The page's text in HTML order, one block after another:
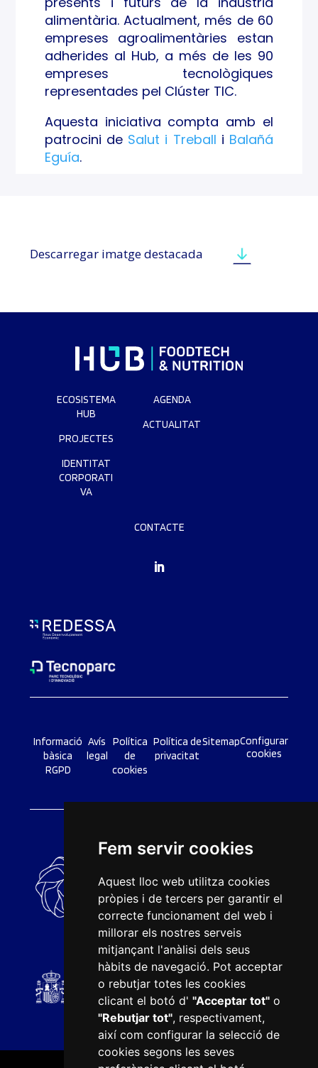
Fem servir cookies
Aquest lloc web utilitza cookies
pròpies i de tercers per garantir el
correcte funcionament del web i
millorar els nostres serveis
mitjançant l'anàlisi dels seus
hàbits de navegació. Pot acceptar
o rebutjar totes les cookies
clicant el botó d' "Acceptar tot"o
"Rebutjar tot", respectivament,
així com configurar la selecció de
cookies segons les seves
alimentària. Actualment, més de 60
empreses agroalimentàries estan
adherides al Hub, a més de les 90
empreses tecnològiques
representades pel Clúster TIC.
Aquesta iniciativa compta amb el
patrocini de Salut i Treball i Balañá
Eguía.
Descarregar imatge destacada
ECOSISTEMA
HUB
PROJECTES
IDENTITAT
CORPORATI
VA
AGENDA
ACTUALITAT
CONTACTE
Informació
bàsica
RGPD
Avís
legal
Política
de
cookies
Política de
privacitat
SitemapConfigurar
cookies